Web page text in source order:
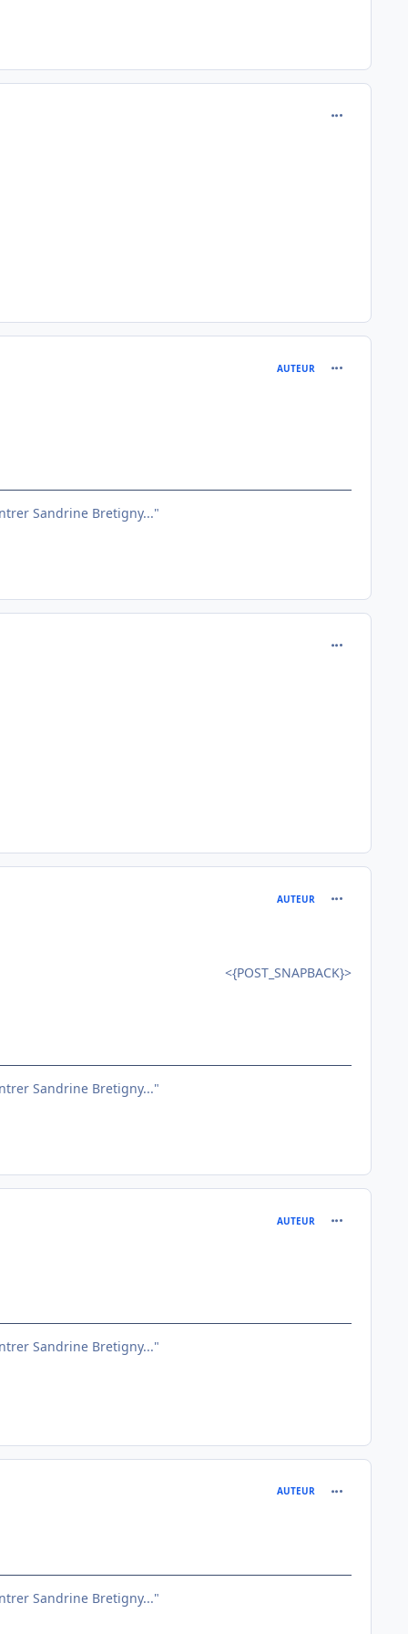
AUTEUR
Sandrine Bretigny..."
AUTEUR
<{POST_SNAPBACK}>
Sandrine Bretigny..."
AUTEUR
Sandrine Bretigny..."
AUTEUR
Sandrine Bretigny..."